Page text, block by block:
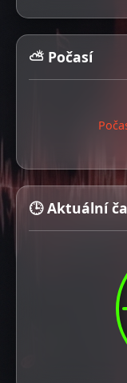
⛅ Počasí
🕒 Aktuální